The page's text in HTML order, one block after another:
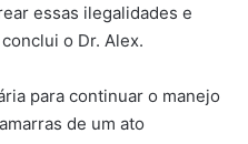
essas ilegalidades e
o Dr. Alex.
para continuar o manejo
de um ato